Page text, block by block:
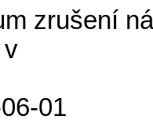
zrušení
v
01